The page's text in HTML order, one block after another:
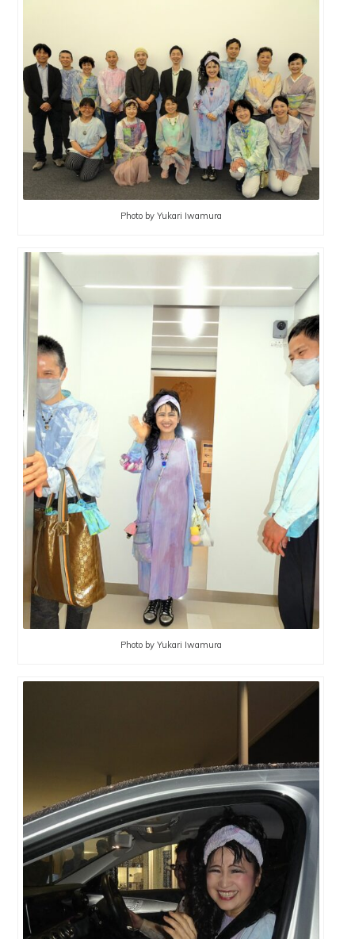
Photo by Yukari Iwamura
Photo by Yukari Iwamura